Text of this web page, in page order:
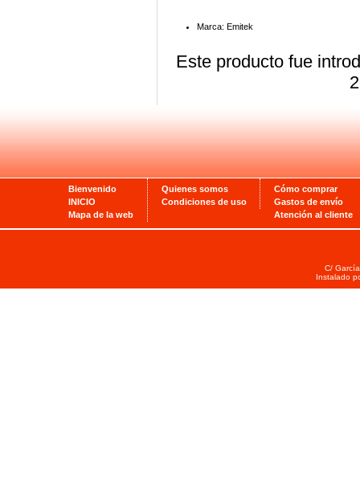
Marca: Emitek
Este producto fue
Bienvenido
INICIO
Mapa de la web
Quienes somos
Condiciones de uso
Cómo comprar
Gastos de envío
Atención al cliente
C/
Instalado